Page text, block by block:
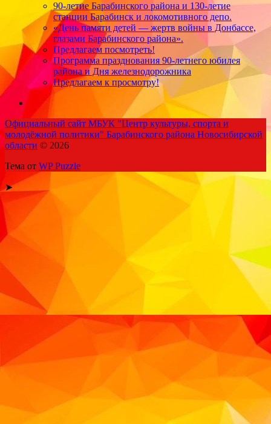
90-летие Барабинского района и 130-летие
станции Барабинск и локомотивного депо.
«День памяти детей — жертв войны в Донбассе,
глазами Барабинского района».
Предлагаем посмотреть!
Программа празднования 90-летнего юбилея
района и Дня железнодорожника
Предлагаем к просмотру!
Официальный сайт МБУК "Центр культуры, спорта и
молодёжной политики" Барабинского района Новосибирской
области © 2026
Тема от WP Puzzle
➤